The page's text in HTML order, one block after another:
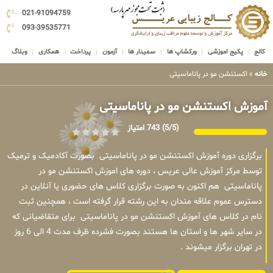
021-91094759
093-39535771
کالج پکیج اموزشی ورکشاپ ها سمینار ها آزمون پرداخت همکاری وبلاگ
خانه » اکستنشن مو در پاناماسیتی
آموزش اکستنشن مو در پاناماسیتی
(5/5) 743 امتیاز
برگزاری دوره آموزش اکستنشن مو در پاناماسیتی بصورت آکادمیک و ترمیک
توسط مرکز آموزش عالی عریس ، دوره های اموزش اکستنشن مو در
پاناماسیتی هم اکنون به صورت برگزاری کلاس های حضوری یا آنلاین در
دسترس عموم علاقه مندان به این رشته قرار گرفته است ، همچنین ثبت
نام در کلاس های آموزش اکستنشن مو در پاناماسیتی برای متقاضیانی که
در سایر شهر ها و استان ها هستند بصورت فشرده ظرف مدت 4 الی 6 روز
در تهران برگزار میشوند .